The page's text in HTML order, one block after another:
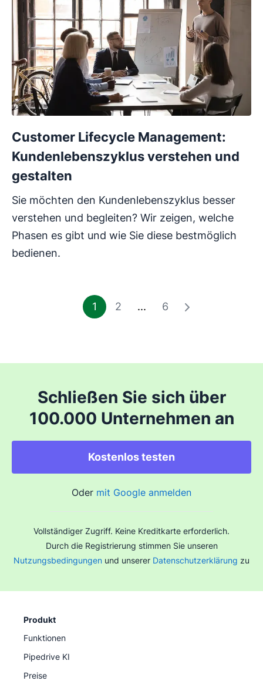
Customer Lifecycle Management:
Kundenlebenszyklus verstehen und
gestalten
Sie möchten den Kundenlebenszyklus besser
verstehen und begleiten? Wir zeigen, welche
Phasen es gibt und wie Sie diese bestmöglich
bedienen.
1 2 ... 6
Schließen Sie sich über
100.000 Unternehmen an
Kostenlos testen
Oder mit Google anmelden
Vollständiger Zugriff. Keine Kreditkarte erforderlich.
Durch die Registrierung stimmen Sie unseren
Nutzungsbedingungen und unserer Datenschutzerklärung zu
Produkt
Funktionen
Pipedrive KI
Preise